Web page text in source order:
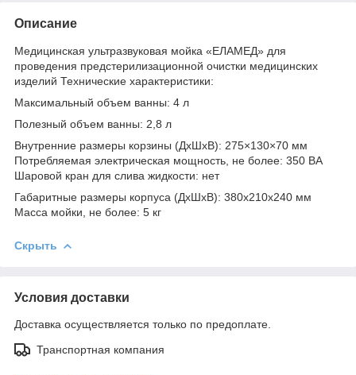
Описание
Медицинская ультразвуковая мойка «ЕЛАМЕД» для
проведения предстерилизационной очистки медицинских
изделий Технические характеристики:
Максимальный объем ванны: 4 л
Полезный объем ванны: 2,8 л
Внутренние размеры корзины (ДхШхВ): 275×130×70 мм
Потребляемая электрическая мощность, не более: 350 ВА
Шаровой кран для слива жидкости: нет
Габаритные размеры корпуса (ДхШхВ): 380x210x240 мм
Масса мойки, не более: 5 кг
Скрыть
Условия доставки
Доставка осуществляется только по предоплате.
Транспортная компания